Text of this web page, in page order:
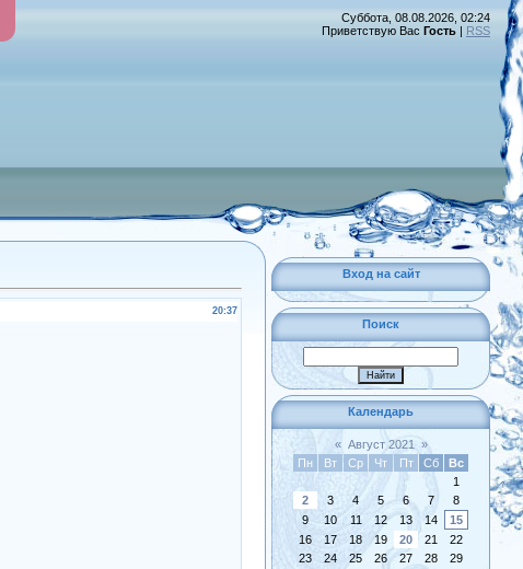
Суббота, 08.08.2026, 02:24
Приветствую Вас Гость | RSS
20:37
Вход на сайт
Поиск
Календарь
« Август 2021
»
Пн
Вт Ср Чт Пт Сб
Вс
1
2
3 4 5 6 7
8
9
10 11 12 13 14
15
16
17 18 19 20 21
22
23
24 25 26 27 28
29